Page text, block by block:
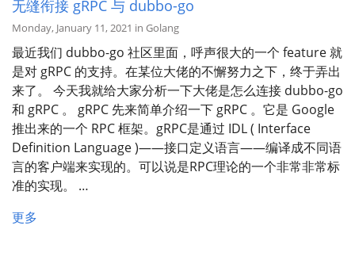
无缝衔接 gRPC 与 dubbo-go
Monday, January 11, 2021 in Golang
最近我们 dubbo-go 社区里面，呼声很大的一个 feature 就
是对 gRPC 的支持。在某位大佬的不懈努力之下，终于弄出
来了。 今天我就给大家分析一下大佬是怎么连接 dubbo-go
和 gRPC 。 gRPC 先来简单介绍一下 gRPC 。它是 Google
推出来的一个 RPC 框架。gRPC是通过 IDL ( Interface
Definition Language )——接口定义语言——编译成不同语
言的客户端来实现的。可以说是RPC理论的一个非常非常标
准的实现。 …
更多